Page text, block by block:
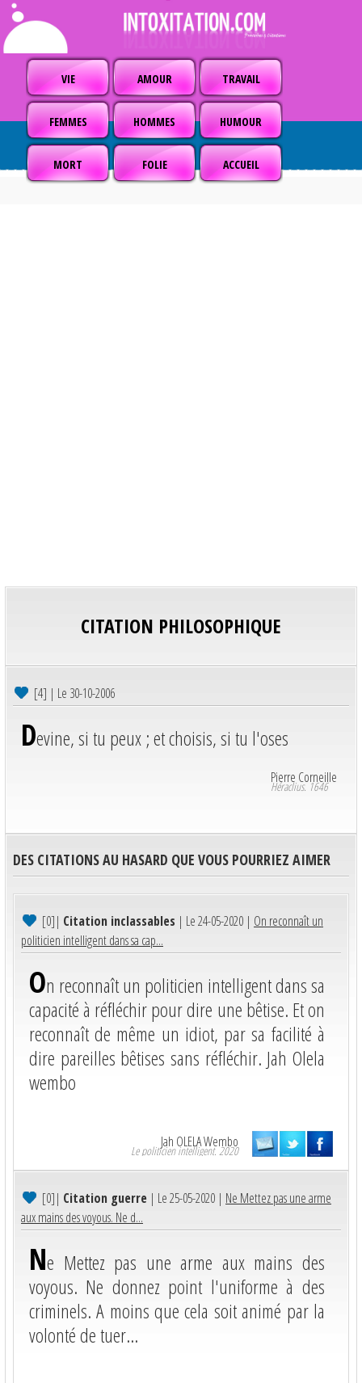
VIE AMOUR TRAVAIL
FEMMES HOMMES HUMOUR
MORT FOLIE ACCUEIL
CITATION PHILOSOPHIQUE
[4] | Le 30-10-2006
Devine, si tu peux ; et choisis, si tu l'oses
Pierre Corneille
Héraclius. 1646
DES CITATIONS AU HASARD QUE VOUS POURRIEZ AIMER
[0]| Citation inclassables | Le 24-05-2020 | On reconnaît un
politicien intelligent dans sa cap...
On reconnaît un politicien intelligent dans sa
capacité à réfléchir pour dire une bêtise. Et on
reconnaît de même un idiot, par sa facilité à
dire pareilles bêtises sans réfléchir. Jah Olela
wembo
Jah OLELA Wembo
Le politicien intelligent. 2020
[0]| Citation guerre | Le 25-05-2020 | Ne Mettez pas une arme
aux mains des voyous. Ne d...
Ne Mettez pas une arme aux mains des
voyous. Ne donnez point l'uniforme à des
criminels. A moins que cela soit animé par la
volonté de tuer...